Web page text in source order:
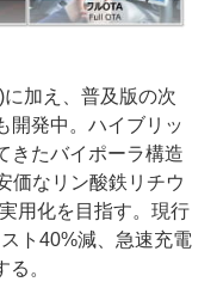
加え、普及版の次
開発中。ハイブリッ
きたバイポーラ構造
価なリン酸鉄リチウ
用化を目指す。現行
ト40%減、急速充電
。